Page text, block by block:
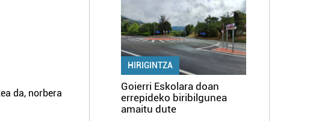
da, norbera
HIRIGINTZA
Goierri Eskolara doan
errepideko biribilgunea
amaitu dute